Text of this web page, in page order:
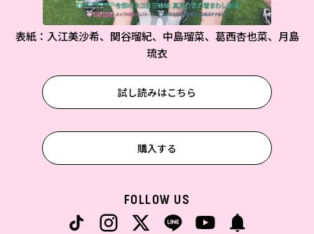
表紙：入江美沙希、関谷瑠紀、中島瑠菜、葛西杏也菜、月島
琉衣
試し読みはこちら
購入する
FOLLOW US